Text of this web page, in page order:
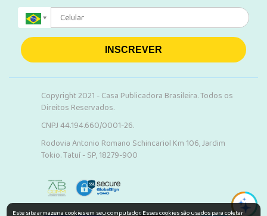
INSCREVER
Copyright 2021 - Casa Publicadora Brasileira. Todos os
Direitos Reservados.
CNPJ 44.194.660/0001-26.
Rodovia Antonio Romano Schincariol Km 106, Jardim
Tokio. Tatuí - SP, 18279-900
Este site armazena cookies em seu computador. Esses cookies são usados para coletar